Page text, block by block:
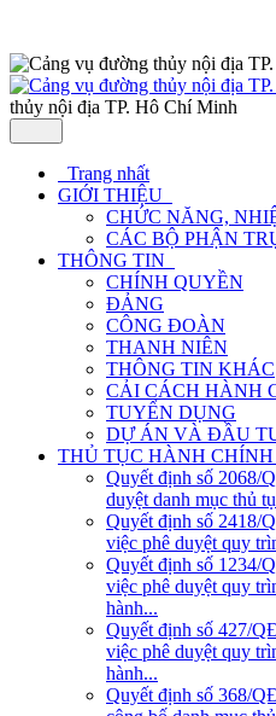
thủy nội địa TP. Hô Chí Minh
Trang nhất
GIỚI THIỆU
CHỨC NĂNG,
CÁC BỘ PHẬN
THÔNG TIN
CHÍNH QUYỀN
ĐẢNG
CÔNG ĐOÀN
THANH NIÊN
THÔNG TIN KHÁC
CẢI CÁCH HÀNH
TUYỂN DỤNG
DỰ ÁN VÀ ĐẦU
THỦ TỤC HÀNH CHÍNH
Quyết định số 2068/
duyệt danh mục thủ
Quyết định số 2418/
việc phê duyệt quy
Quyết định số 1234/
việc phê duyệt quy
hành...
Quyết định số 427/
việc phê duyệt quy
hành...
Quyết định số 368/